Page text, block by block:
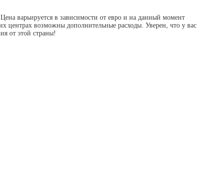
варьируется в зависимости от евро и на данный момент
центрах возможны дополнительные расходы. Уверен, что у вас
от этой страны!